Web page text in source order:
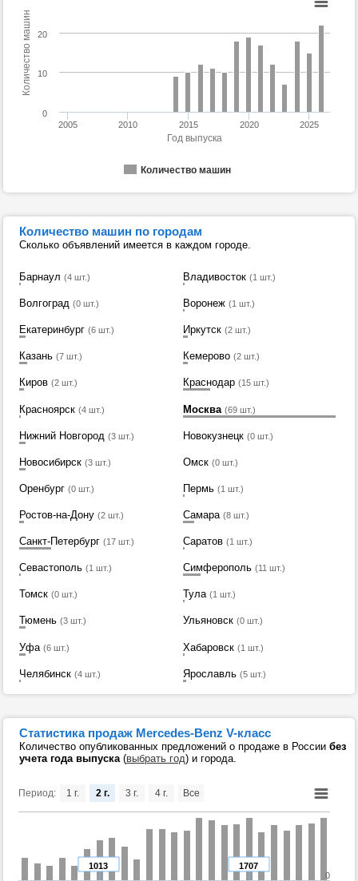
Год выпуска
Количество машин
Количество машин
2005 2010 2015 2020 2025
0
10
20
Количество машин по городам
Сколько объявлений имеется в каждом городе.
Барнаул (4 шт.) Владивосток (1 шт.)
Волгоград (0 шт.) Воронеж (1 шт.)
Екатеринбург (6 шт.) Иркутск (2 шт.)
Казань (7 шт.) Кемерово (2 шт.)
Киров (2 шт.) Краснодар (15 шт.)
Красноярск (4 шт.) Москва (69 шт.)
Нижний Новгород (3 шт.) Новокузнецк (0 шт.)
Новосибирск (3 шт.) Омск (0 шт.)
Оренбург (0 шт.) Пермь (1 шт.)
Ростов-на-Дону (2 шт.) Самара (8 шт.)
Санкт-Петербург (17 шт.) Саратов (1 шт.)
Севастополь (1 шт.) Симферополь (11 шт.)
Томск (0 шт.) Тула (1 шт.)
Тюмень (3 шт.) Ульяновск (0 шт.)
Уфа (6 шт.) Хабаровск (1 шт.)
Челябинск (4 шт.) Ярославль (5 шт.)
Статистика продаж Mercedes-Benz V-класс
Количество опубликованных предложений о продаже в России без
учета года выпуска(выбрать год) и города.
Период:
1707
1013
0
1 г. 2 г. 3 г. 4 г. Все